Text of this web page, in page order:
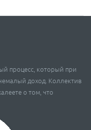
процесс, который при
доход. Коллектив
о том, что